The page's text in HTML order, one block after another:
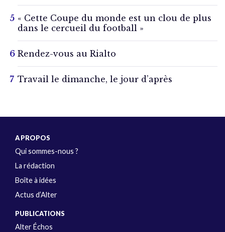
« Cette Coupe du monde est un clou de plus
dans le cercueil du football »
Rendez-vous au Rialto
Travail le dimanche, le jour d’après
A PROPOS
Qui sommes-nous ?
La rédaction
Boîte à idées
Actus d’Alter
PUBLICATIONS
Alter Échos